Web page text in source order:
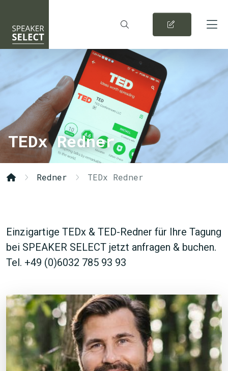
TEDx Redner
Redner TEDx Redner
Einzigartige TEDx & TED-Redner für Ihre Tagung
bei SPEAKER SELECT jetzt anfragen & buchen.
Tel. +49 (0)6032 785 93 93